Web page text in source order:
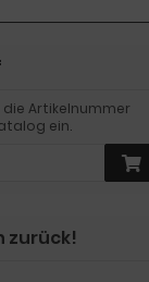
Artikelnummer
ein.
zurück!